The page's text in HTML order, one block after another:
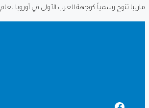
ماربيا تتوج رسمياً كوجهة العرب الأولى في أوروبا لعام 2026…